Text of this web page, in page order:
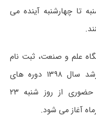
تا چهارشنبه آینده می
علم و صنعت، ثبت نام
پذیرفته شدگان نهایی کارشناسی ارشد سال ۱۳۹۸ دوره های
روزانه و نوبت دوم به شکل غیر حضوری از روز شنبه ۲۳